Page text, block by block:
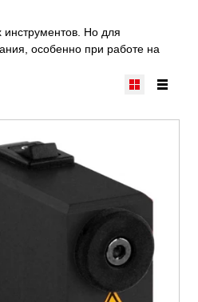
Но для
особенно при работе на